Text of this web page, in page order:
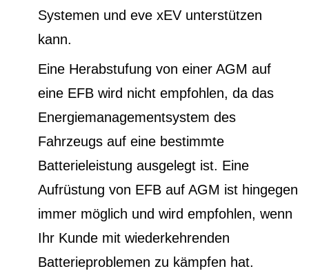
Systemen und eve xEV unterstützen
kann.
Eine Herabstufung von einer AGM auf
eine EFB wird nicht empfohlen, da das
Energiemanagementsystem des
Fahrzeugs auf eine bestimmte
Batterieleistung ausgelegt ist. Eine
Aufrüstung von EFB auf AGM ist hingegen
immer möglich und wird empfohlen, wenn
Ihr Kunde mit wiederkehrenden
Batterieproblemen zu kämpfen hat.